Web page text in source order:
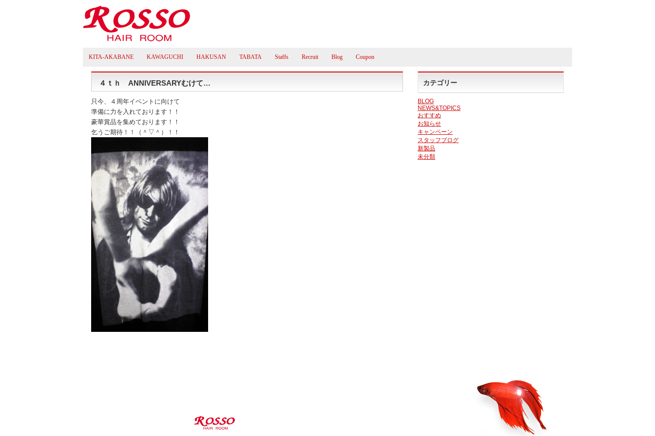
KITA-AKABANE KAWAGUCHI HAKUSAN TABATA Staffs Recruit Blog Coupon
４ｔｈ ANNIVERSARYむけて…
只今、４周年イベントに向けて
準備に力を入れております！！
豪華賞品を集めております！！
乞うご期待！！（＾▽＾）！！
カテゴリー
BLOG
NEWS&TOPICS
おすすめ
お知らせ
キャンペーン
スタッフブログ
新製品
未分類